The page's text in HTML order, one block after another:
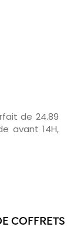
de 24.89
avant 14H,